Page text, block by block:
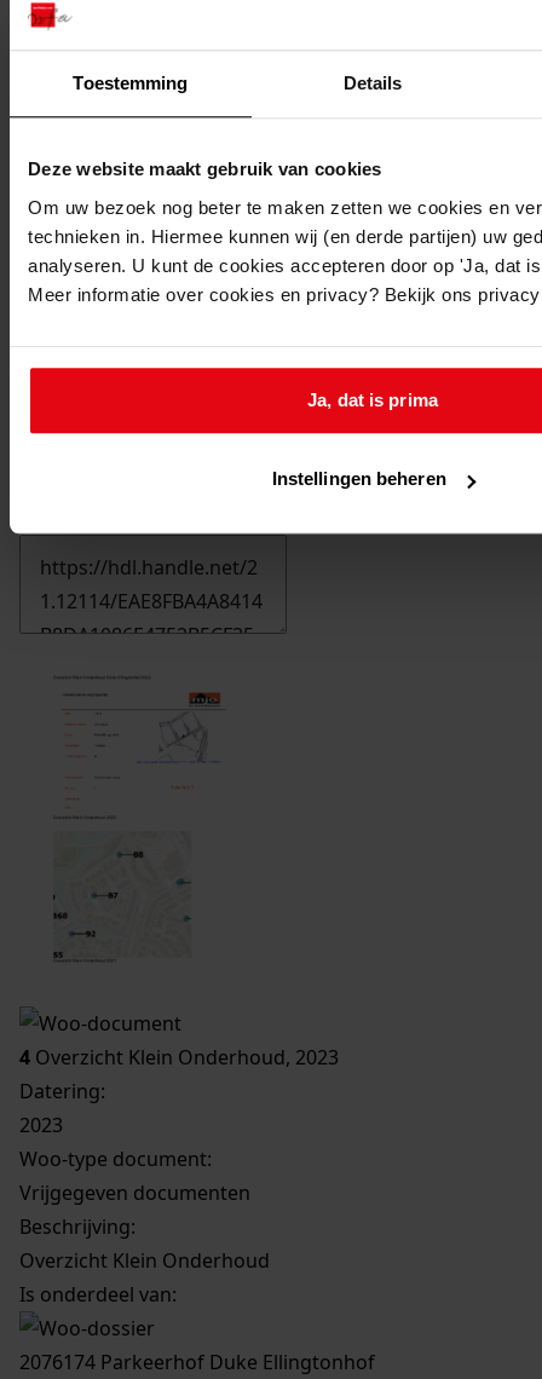
Toestemming Details
Deze website maakt gebruik van cookies
Om uw bezoek nog beter te maken zetten we cookies en
technieken in. Hiermee kunnen wij (en derde partijen) uw
analyseren. U kunt de cookies accepteren door op 'Ja, dat
Meer informatie over cookies en privacy? Bekijk ons
Ja, dat is prima
Instellingen beheren
4 Overzicht Klein Onderhoud, 2023
Datering:
2023
Woo-type document:
Vrijgegeven documenten
Beschrijving:
Overzicht Klein Onderhoud
Is onderdeel van:
2076174 Parkeerhof Duke Ellingtonhof